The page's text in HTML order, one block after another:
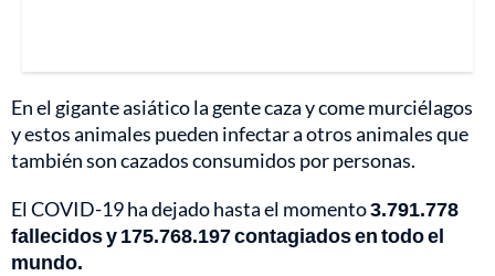
En el gigante asiático la gente caza y come murciélagos
y estos animales pueden infectar a otros animales que
también son cazados consumidos por personas.
El COVID-19 ha dejado hasta el momento3.791.778
fallecidos y 175.768.197 contagiados en todo el
mundo.